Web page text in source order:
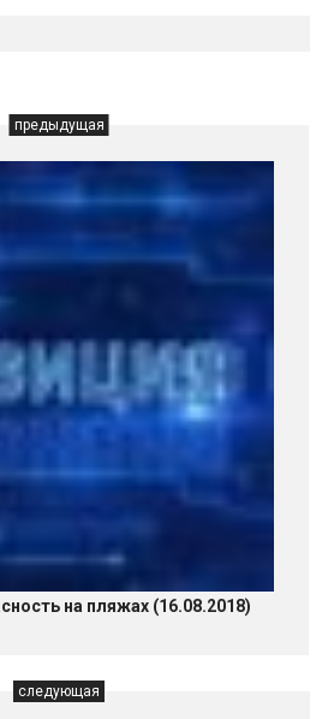
предыдущая
на пляжах (16.08.2018)
следующая